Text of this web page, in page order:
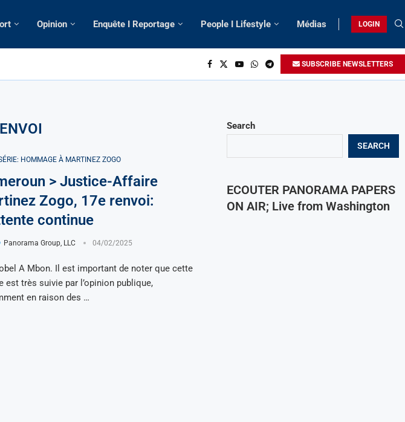
Opinion Enquête I Reportage People I Lifestyle Médias LOGIN
Le...
SUBSCRIBE NEWSLETTERS
HOMMAGE À MARTINEZ ZOGO
> Justice-Affaire
Zogo, 17e renvoi:
continue
Panorama Group, LLC 04/02/2025
A Mbon. Il est important de noter que cette
est très suivie par l’opinion publique,
en raison des …
Search
SEARCH
ECOUTER PANORAMA PAPERS
ON AIR; Live from Washington